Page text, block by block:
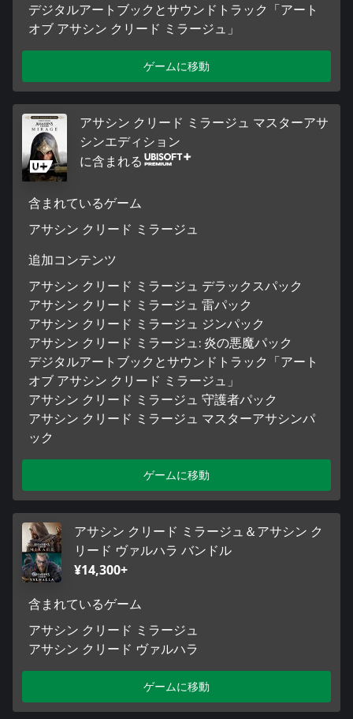
デジタルアートブックとサウンドトラック「アート
オブ アサシン クリード ミラージュ」
ゲームに移動
アサシン クリード ミラージュ マスターアサ
シンエディション
に含まれる
含まれているゲーム
アサシン クリード ミラージュ
追加コンテンツ
アサシン クリード ミラージュ デラックスパック
アサシン クリード ミラージュ 雷パック
アサシン クリード ミラージュ ジンパック
アサシン クリード ミラージュ: 炎の悪魔パック
デジタルアートブックとサウンドトラック「アート
オブ アサシン クリード ミラージュ」
アサシン クリード ミラージュ 守護者パック
アサシン クリード ミラージュ マスターアサシンパ
ック
ゲームに移動
アサシン クリード ミラージュ＆アサシン ク
リード ヴァルハラ バンドル
¥14,300+
含まれているゲーム
アサシン クリード ミラージュ
アサシン クリード ヴァルハラ
ゲームに移動